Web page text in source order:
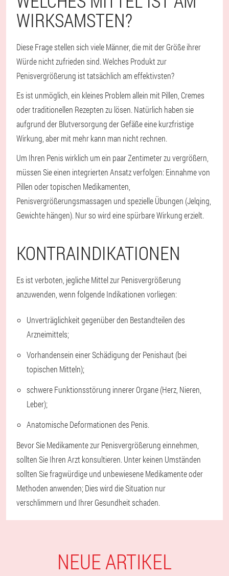
WIRKSAMSTEN?
Diese Frage stellen sich viele Männer, die mit der Größe ihrer
Würde nicht zufrieden sind. Welches Produkt zur
Penisvergrößerung ist tatsächlich am effektivsten?
Es ist unmöglich, ein kleines Problem allein mit Pillen, Cremes
oder traditionellen Rezepten zu lösen. Natürlich haben sie
aufgrund der Blutversorgung der Gefäße eine kurzfristige
Wirkung, aber mit mehr kann man nicht rechnen.
Um Ihren Penis wirklich um ein paar Zentimeter zu vergrößern,
müssen Sie einen integrierten Ansatz verfolgen: Einnahme von
Pillen oder topischen Medikamenten,
Penisvergrößerungsmassagen und spezielle Übungen (Jelqing,
Gewichte hängen). Nur so wird eine spürbare Wirkung erzielt.
KONTRAINDIKATIONEN
Es ist verboten, jegliche Mittel zur Penisvergrößerung
anzuwenden, wenn folgende Indikationen vorliegen:
Unverträglichkeit gegenüber den Bestandteilen des
Arzneimittels;
Vorhandensein einer Schädigung der Penishaut (bei
topischen Mitteln);
schwere Funktionsstörung innerer Organe (Herz, Nieren,
Leber);
Anatomische Deformationen des Penis.
Bevor Sie Medikamente zur Penisvergrößerung einnehmen,
sollten Sie Ihren Arzt konsultieren. Unter keinen Umständen
sollten Sie fragwürdige und unbewiesene Medikamente oder
Methoden anwenden; Dies wird die Situation nur
verschlimmern und Ihrer Gesundheit schaden.
NEUE ARTIKEL